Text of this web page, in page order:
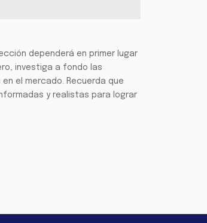
dependerá en primer lugar
investiga a fondo las
el mercado. Recuerda que
y realistas para lograr